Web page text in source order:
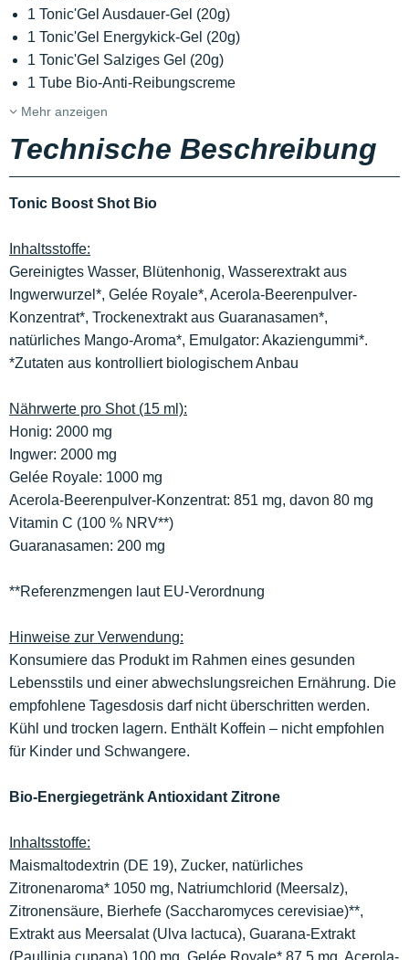
1 Tonic'Gel Ausdauer-Gel (20g)
1 Tonic'Gel Energykick-Gel (20g)
1 Tonic'Gel Salziges Gel (20g)
1 Tube Bio-Anti-Reibungscreme
Mehr anzeigen
Technische Beschreibung
Tonic Boost Shot Bio
Inhaltsstoffe:
Gereinigtes Wasser, Blütenhonig, Wasserextrakt aus
Ingwerwurzel*, Gelée Royale*, Acerola-Beerenpulver-
Konzentrat*, Trockenextrakt aus Guaranasamen*,
natürliches Mango-Aroma*, Emulgator: Akaziengummi*.
*Zutaten aus kontrolliert biologischem Anbau
Nährwerte pro Shot (15 ml):
Honig: 2000 mg
Ingwer: 2000 mg
Gelée Royale: 1000 mg
Acerola-Beerenpulver-Konzentrat: 851 mg, davon 80 mg
Vitamin C (100 % NRV**)
Guaranasamen: 200 mg
**Referenzmengen laut EU-Verordnung
Hinweise zur Verwendung:
Konsumiere das Produkt im Rahmen eines gesunden
Lebensstils und einer abwechslungsreichen Ernährung. Die
empfohlene Tagesdosis darf nicht überschritten werden.
Kühl und trocken lagern. Enthält Koffein – nicht empfohlen
für Kinder und Schwangere.
Bio-Energiegetränk Antioxidant Zitrone
Inhaltsstoffe:
Maismaltodextrin (DE 19), Zucker, natürliches
Zitronenaroma* 1050 mg, Natriumchlorid (Meersalz),
Zitronensäure, Bierhefe (Saccharomyces cerevisiae)**,
Extrakt aus Meersalat (Ulva lactuca), Guarana-Extrakt
(Paullinia cupana) 100 mg, Gelée Royale* 87,5 mg, Acerola-